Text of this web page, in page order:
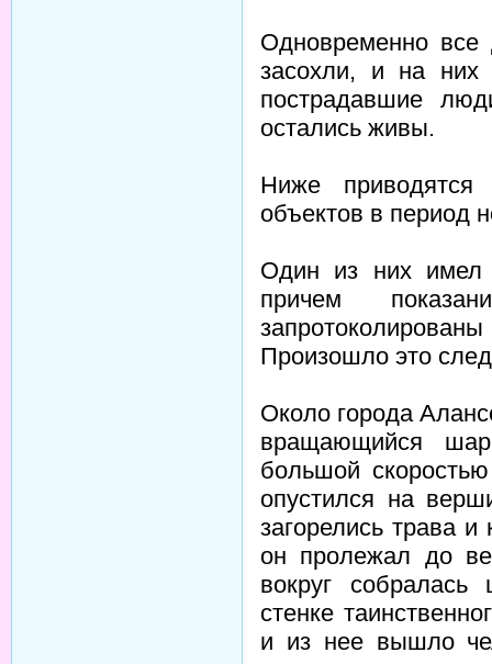
Одновременно все
засохли, и на них
пострадавшие
остались живы.
Ниже приводятся
объектов в период
Один из них
причем
Произошло это
Около города
вращающийся
большой
опустился на
загорелись трава
он пролежал до
вокруг
стенке
и из нее вышло